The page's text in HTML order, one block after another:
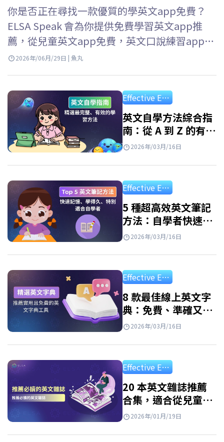
你是否正在尋找一款優質的學英文app免費？
ELSA Speak 會為你提供免費學習英文app推
薦，從兒童英文app免費，英文口說練習app免
費到英語口語練習應用等等，幫助你輕鬆選擇
英語變得輕鬆便捷。只需一部智能手機和網路
連接，你就可以隨時隨地學習。但是，並非所
有應用程式都有效。 優點: 隨時隨地學習 個人化
學習路徑 豐富的資源庫 寓教於樂 如何有效使用
2026年/06月/29日 | 魚丸
Effective English Study
英文自學方法綜合指
南：從 A 到 Z 的有效
學習路線圖
2026年/03月/16日
Effective English Study
5 種超高效英文筆記
方法：自學者快速記
憶必備、學習效率翻
2026年/03月/16日
Effective English Study
8 款最佳線上英文字
典：免費、準確又好
用2026年/03月/16日
Effective English Study
20 本英文雜誌推薦
合集，適合從兒童到
成人的所有程度讀者
2026年/01月/19日